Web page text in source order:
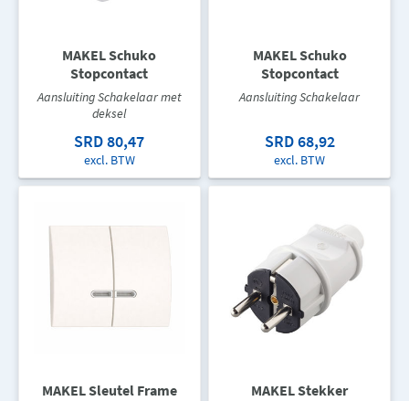
MAKEL Schuko
Stopcontact
Aansluiting Schakelaar met
deksel
SRD 80,47
excl. BTW
MAKEL Schuko
Stopcontact
Aansluiting Schakelaar
SRD 68,92
excl. BTW
MAKEL Sleutel Frame MAKEL Stekker